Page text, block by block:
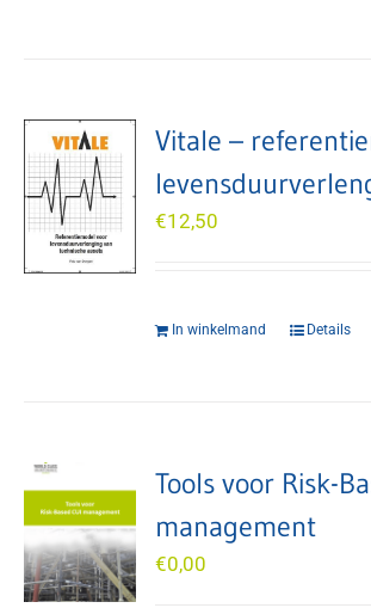
Vitale –
€12,50
In winkelmand Details
Tools voor Risk-
management
€0,00